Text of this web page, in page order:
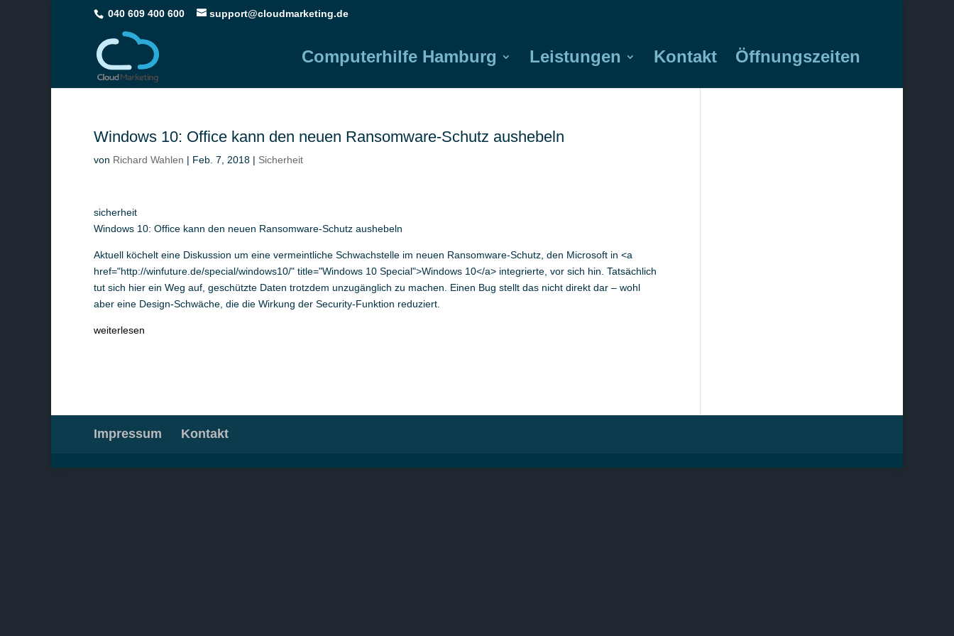
040 609 400 600 support@cloudmarketing.de
Computerhilfe Hamburg Leistungen Kontakt Öffnungszeiten
Windows 10: Office kann den neuen Ransomware-Schutz aushebeln
von Richard Wahlen | Feb. 7, 2018 | Sicherheit
sicherheit
Windows 10: Office kann den neuen Ransomware-Schutz aushebeln
Aktuell köchelt eine Diskussion um eine vermeintliche Schwachstelle im neuen Ransomware-Schutz, den Microsoft in <a
href="http://winfuture.de/special/windows10/" title="Windows 10 Special">Windows 10</a> integrierte, vor sich hin. Tatsächlich
tut sich hier ein Weg auf, geschützte Daten trotzdem unzugänglich zu machen. Einen Bug stellt das nicht direkt dar – wohl
aber eine Design-Schwäche, die die Wirkung der Security-Funktion reduziert.
weiterlesen
Impressum Kontakt